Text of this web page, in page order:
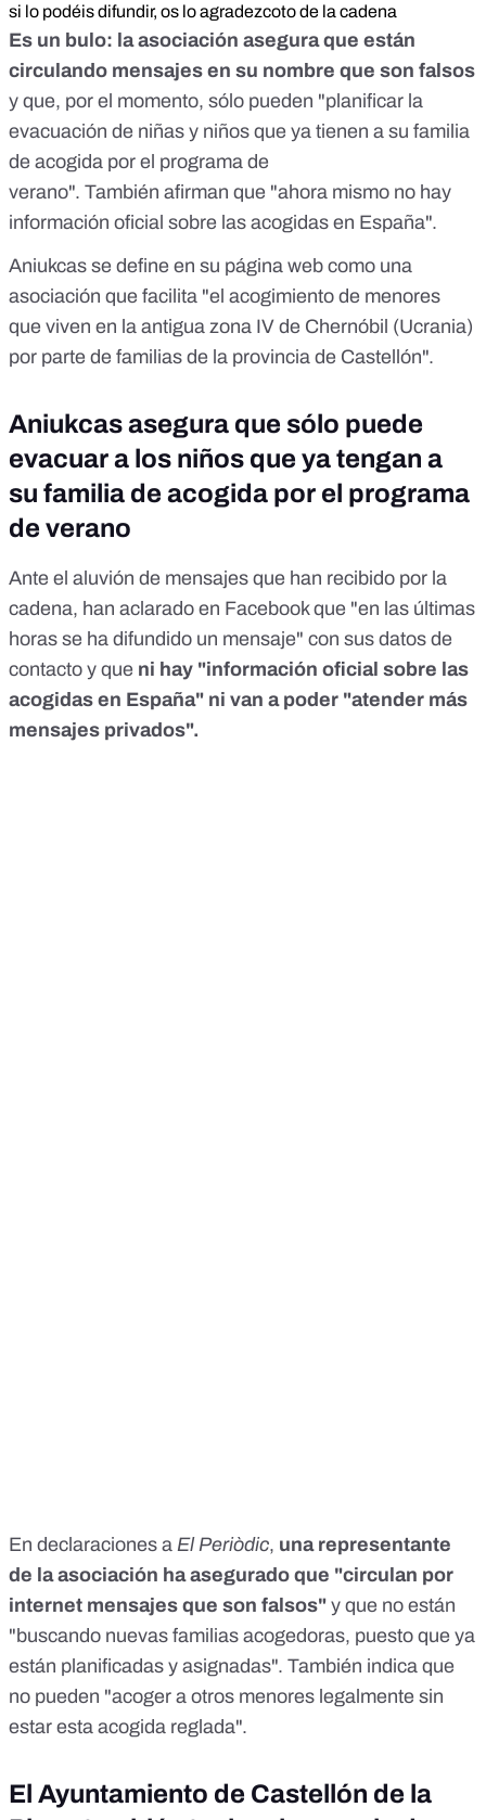
si lo podéis difundir, os lo agradezcoto de la cadena
Es un bulo: la asociación asegura que están
circulando mensajes en su nombre que son falsos
y que, por el momento, sólo pueden "planificar la
evacuación de niñas y niños que ya tienen a su familia
de acogida por el programa de
verano". También afirman que "ahora mismo no hay
información oficial sobre las acogidas en España".
Aniukcas se define en su página web como una
asociación que facilita "el acogimiento de menores
que viven en la antigua zona IV de Chernóbil (Ucrania)
por parte de familias de la provincia de Castellón".
Aniukcas asegura que sólo puede
evacuar a los niños que ya tengan a
su familia de acogida por el programa
de verano
Ante el aluvión de mensajes que han recibido por la
cadena, han aclarado en Facebookque "en las últimas
horas se ha difundido un mensaje" con sus datos de
contacto y que ni hay "información oficial sobre las
acogidas en España" ni van a poder "atender más
mensajes privados".
En declaraciones a El Periòdic, una representante
de la asociación ha asegurado que "circulan por
internet mensajes que son falsos" y que no están
"buscando nuevas familias acogedoras, puesto que ya
están planificadas y asignadas". También indica que
no pueden "acoger a otros menores legalmente sin
estar esta acogida reglada".
El Ayuntamiento de Castellón de la